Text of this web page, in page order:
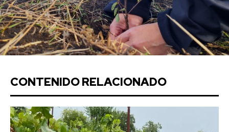
CONTENIDO RELACIONADO